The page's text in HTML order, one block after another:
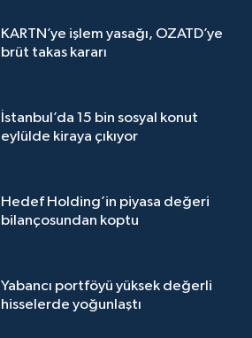
KARTN’ye işlem yasağı, OZATD’ye
brüt takas kararı
İstanbul’da 15 bin sosyal konut
eylülde kiraya çıkıyor
Hedef Holding’in piyasa değeri
bilançosundan koptu
Yabancı portföyü yüksek değerli
hisselerde yoğunlaştı